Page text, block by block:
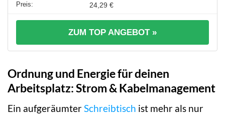
24,29 €
ZUM TOP ANGEBOT »
Ordnung und Energie für deinen
Arbeitsplatz: Strom & Kabelmanagement
Ein aufgeräumterSchreibtisch ist mehr als nur